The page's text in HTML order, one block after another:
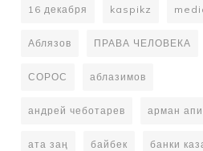
16 декабря kaspikz
Аблязов ПРАВА ЧЕЛОВЕКА
СОРОС аблазимов
андрей чеботарев арман
ата заң байбек банки